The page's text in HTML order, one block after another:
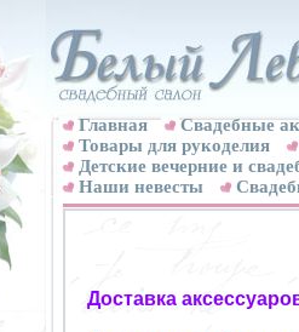
Главная
Свадебные
Товары для рукоделия
Детские вечерние и
Наши невесты
Доставка